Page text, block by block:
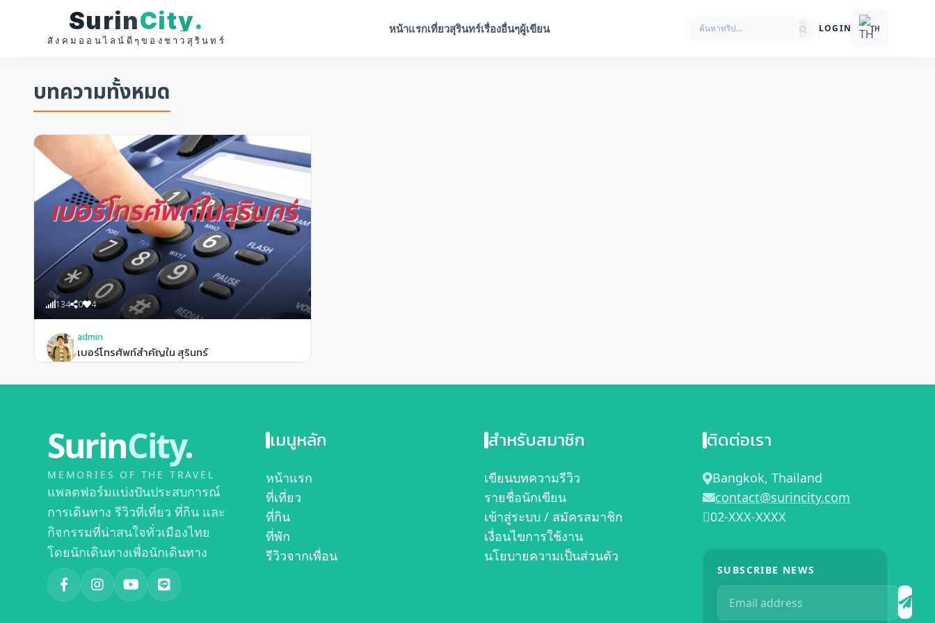
SurinCity.
สังคมออนไลน์ดีๆของชาวสุรินทร์
หน้าแรกเที่ยวสุรินทร์เรื่องอื่นๆผู้เขียน LOGIN TH
บทความทั้งหมด
134 0 4
admin
เบอร์โทรศัพท์สำคัญใน สุรินทร์
SurinCity.
MEMORIES OF THE TRAVEL
แพลตฟอร์มแบ่งปันประสบการณ์
การเดินทาง รีวิวที่เที่ยว ที่กิน และ
กิจกรรมที่น่าสนใจทั่วเมืองไทย
โดยนักเดินทางเพื่อนักเดินทาง
เมนูหลัก
หน้าแรก
ที่เที่ยว
ที่กิน
ที่พัก
รีวิวจากเพื่อน
สำหรับสมาชิก
เขียนบทความรีวิว
รายชื่อนักเขียน
เข้าสู่ระบบ / สมัครสมาชิก
เงื่อนไขการใช้งาน
นโยบายความเป็นส่วนตัว
ติดต่อเรา
Bangkok, Thailand
contact@surincity.com
02-XXX-XXXX
SUBSCRIBE NEWS